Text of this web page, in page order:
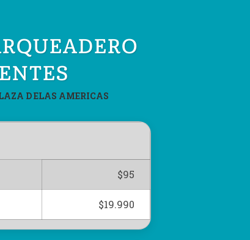
D ELAS AMERICAS
$95
$19.990